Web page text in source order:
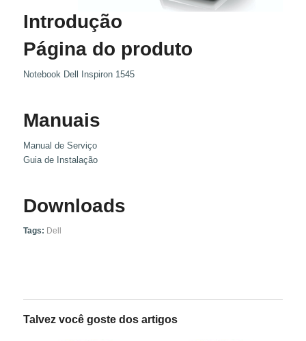
Introdução
Página do produto
Notebook Dell Inspiron 1545
Manuais
Manual de Serviço
Guia de Instalação
Downloads
Tags: Dell
Talvez você goste dos artigos